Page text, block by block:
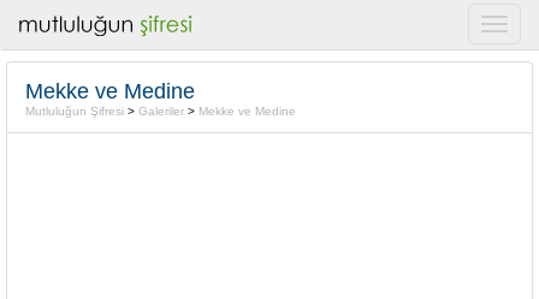
Mekke ve Medine
Mutluluğun Şifresi > Galeriler > Mekke ve Medine